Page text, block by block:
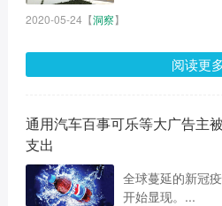
2020-05-24 【洞察】
阅读更
通用汽车百事可乐等大广告主
支出
全球蔓延的新冠
开始显现。...